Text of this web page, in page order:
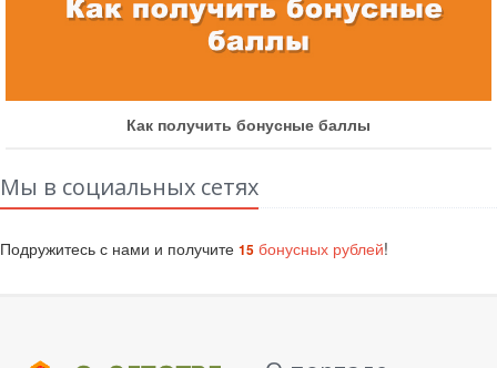
Как получить бонусные баллы
Мы в социальных сетях
Подружитесь с нами и получите 15 бонусных рублей!